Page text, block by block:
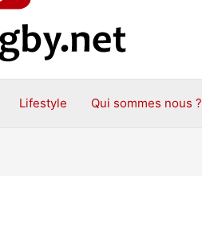
Lifestyle Qui sommes nous ?